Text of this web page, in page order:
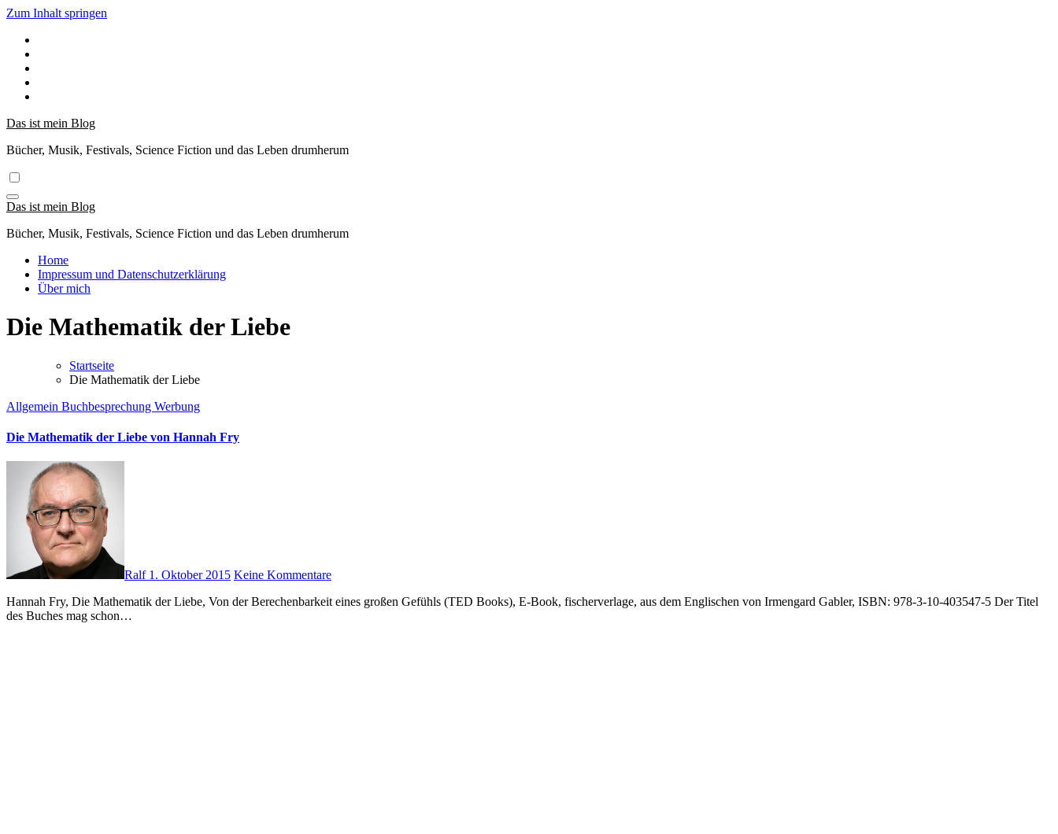
Zum Inhalt springen
Das ist mein Blog
Bücher, Musik, Festivals, Science Fiction und das Leben drumherum
Das ist mein Blog
Bücher, Musik, Festivals, Science Fiction und das Leben drumherum
Home
Impressum und Datenschutzerklärung
Über mich
Die Mathematik der Liebe
Startseite
Die Mathematik der Liebe
Allgemein Buchbesprechung Werbung
Die Mathematik der Liebe von Hannah Fry
Ralf 1. Oktober 2015 Keine Kommentare
Hannah Fry, Die Mathematik der Liebe, Von der Berechenbarkeit eines großen Gefühls (TED Books), E-Book, fischerverlage, aus dem Englischen von Irmengard Gabler, ISBN: 978-3-10-403547-5 Der Titel
des Buches mag schon…